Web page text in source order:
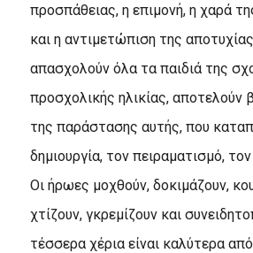
προσπάθειας, η επιμονή, η χαρά
και η αντιμετώπιση της
απασχολούν όλα τα παιδιά της
προσχολικής ηλικίας, αποτελούν
της παράστασης αυτής, που
δημιουργία, τον πειραματισμό,
Οι ήρωες μοχθούν, δοκιμάζουν,
χτίζουν, γκρεμίζουν και
τέσσερα χέρια είναι καλύτερα